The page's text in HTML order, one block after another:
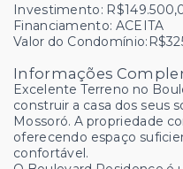
Investimento:
Financiamento: ACEITA
Valor do
Informações
Excelente Terreno no
construir a casa dos seus
Mossoró. A propriedade
oferecendo espaço
confortável.